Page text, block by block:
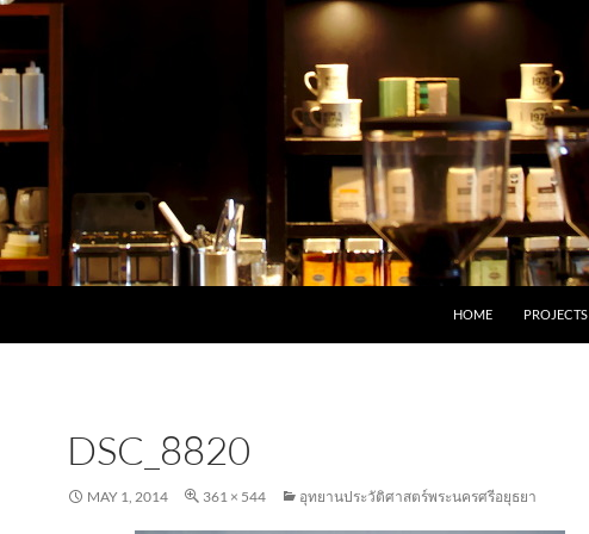
HOME PROJECTS
DSC_8820
MAY 1, 2014 361 × 544 อุทยานประวัติศาสตร์พระนครศรีอยุธยา